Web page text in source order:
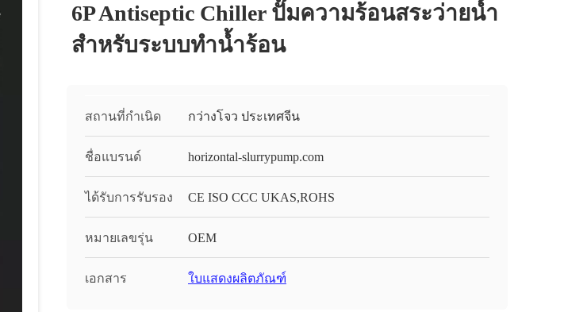
6P Antiseptic Chiller ปั๊มความร้อนสระว่ายน้ำ
สำหรับระบบทำน้ำร้อน
สถานที่กำเนิด กว่างโจว ประเทศจีน
ชื่อแบรนด์ horizontal-slurrypump.com
ได้รับการรับรอง CE ISO CCC UKAS,ROHS
หมายเลขรุ่น OEM
เอกสาร ใบแสดงผลิตภัณฑ์